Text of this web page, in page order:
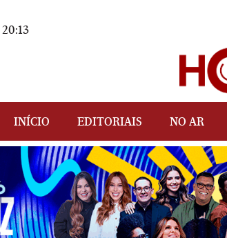
20:13
INÍCIO EDITORIAIS NO AR